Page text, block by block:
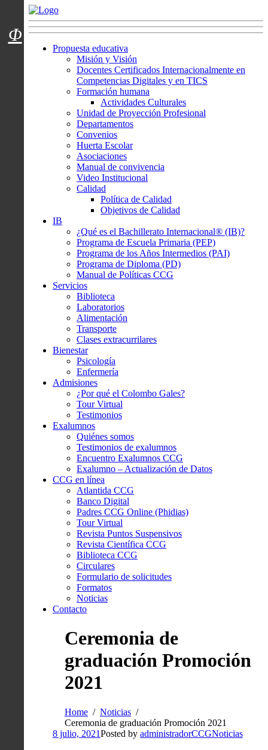
Menú usuarios
Propuesta educativa
Misión y Visión
Docentes Certificados Internacionalmente en
Competencias Digitales y en TICS
Formación humana
Actividades Culturales
Unidad de Proyección Profesional
Departamentos
Convenios
Huerta Escolar
Asociaciones
Manual de convivencia
Video Institucional
Calidad
Política de Calidad
Objetivos de Calidad
IB
¿Qué es el Bachillerato Internacional® (IB)?
Programa de Escuela Primaria (PEP)
Programa de los Años Intermedios (PAI)
Programa de Diploma (PD)
Manual de Políticas CCG
Servicios
Biblioteca
Laboratorios
Alimentación
Transporte
Clases extracurrilares
Bienestar
Psicología
Enfermería
Admisiones
¿Por qué el Colombo Gales?
Tour Virtual
Testimonios
Exalumnos
Quiénes somos
Testimonios de exalumnos
Encuentro Exalumnos CCG
Exalumno – Actualización de Datos
CCG en línea
Atlantida CCG
Banco Digital
Padres CCG Online (Phidias)
Tour Virtual
Revista Puntos Suspensivos
Revista Científica CCG
Biblioteca CCG
Circulares
Formulario de solicitudes
Formatos
Noticias
Contacto
Ceremonia de
graduación Promoción
2021
Home
Noticias
Ceremonia de graduación Promoción 2021
8 julio, 2021Posted by administradorCCGNoticias
Φ